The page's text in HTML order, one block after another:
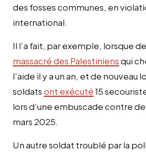
des fosses communes, en
international.
Il l’a fait, par exemple, lorsque
massacré des Palestiniensqui
l’aide il y a un an, et de nouveau
soldatsont exécuté15
lors d’une embuscade contre
mars 2025.
Un autre soldat troublé par la